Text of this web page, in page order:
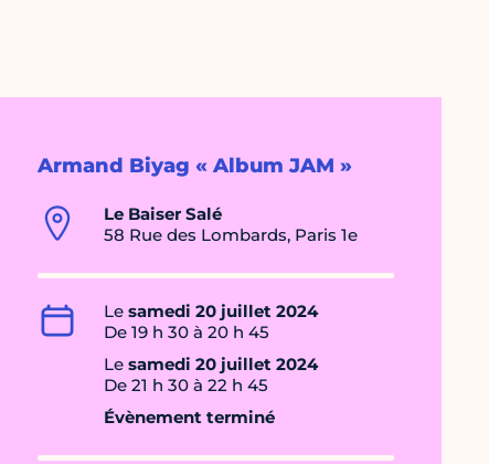
Armand Biyag « Album JAM »
Le Baiser Salé
58 Rue des Lombards, Paris 1e
Le samedi 20 juillet 2024
De 19 h 30 à 20 h 45
Le samedi 20 juillet 2024
De 21 h 30 à 22 h 45
Évènement terminé